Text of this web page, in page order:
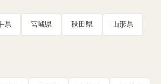
県 宮城県 秋田県 山形県